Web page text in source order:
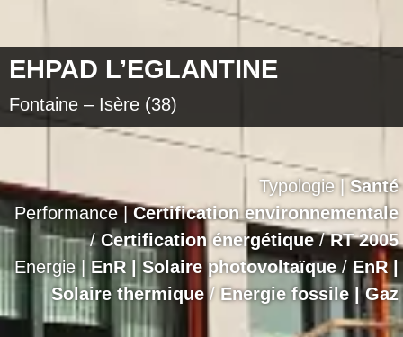
EHPAD L’EGLANTINE
Fontaine – Isère (38)
Typologie | Santé
Performance | Certification environnementale
/Certification énergétique/RT 2005
Energie | EnR | Solaire photovoltaïque/EnR |
Solaire thermique / Energie fossile | Gaz